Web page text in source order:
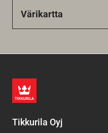
Värikartta
Tikkurila Oyj